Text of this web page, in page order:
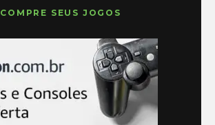
COMPRE SEUS JOGOS